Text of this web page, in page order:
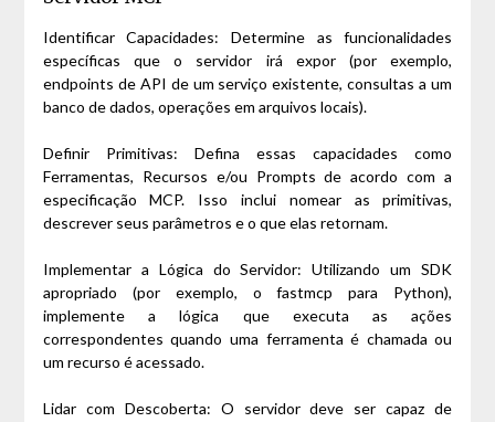
Identificar Capacidades: Determine as funcionalidades
específicas que o servidor irá expor (por exemplo,
endpoints de API de um serviço existente, consultas a um
banco de dados, operações em arquivos locais).
Definir Primitivas: Defina essas capacidades como
Ferramentas, Recursos e/ou Prompts de acordo com a
especificação MCP. Isso inclui nomear as primitivas,
descrever seus parâmetros e o que elas retornam.
Implementar a Lógica do Servidor: Utilizando um SDK
apropriado (por exemplo, o fastmcp para Python),
implemente a lógica que executa as ações
correspondentes quando uma ferramenta é chamada ou
um recurso é acessado.
Lidar com Descoberta: O servidor deve ser capaz de